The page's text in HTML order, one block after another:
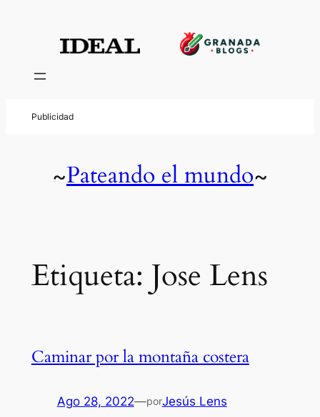
contenido
~Pateando el mundo~
Etiqueta: Jose Lens
Caminar por la montaña costera
Ago 28, 2022—porJesús Lens